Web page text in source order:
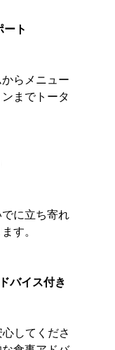
ト
らメニュー
までトータ
に立ち寄れ
す。
バイス付き
してくださ